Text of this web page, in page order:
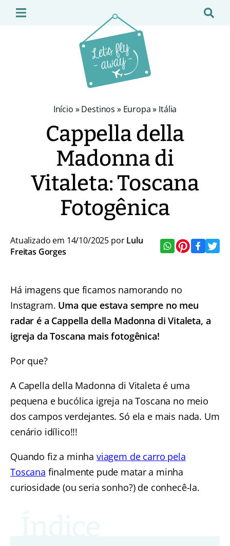
Início »Destinos » Europa» Itália
Cappella della
Madonna di
Vitaleta: Toscana
Fotogênica
Atualizado em 14/10/2025 porLulu
Freitas Gorges
Há imagens que ficamos namorando no
Instagram. Uma que estava sempre no meu
radar é a Cappella della Madonna di Vitaleta, a
igreja da Toscana mais fotogênica!
Por que?
A Capella della Madonna di Vitaleta é uma
pequena e bucólica igreja na Toscana no meio
dos campos verdejantes. Só ela e mais nada. Um
cenário idílico!!!
Quando fiz a minha viagem de carro pela
Toscana finalmente pude matar a minha
curiosidade (ou seria sonho?) de conhecê-la.